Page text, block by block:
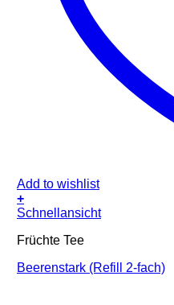
Add to wishlist
+
Schnellansicht
Früchte Tee
Beerenstark (Refill 2-fach)